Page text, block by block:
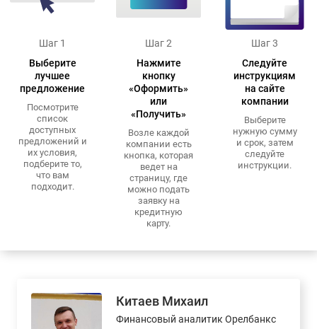
Шаг 1
Выберите
лучшее
предложение
Посмотрите
список
доступных
предложений и
их условия,
подберите то,
что вам
подходит.
Шаг 2
Нажмите
кнопку
«Оформить»
или
«Получить»
Возле каждой
компании есть
кнопка, которая
ведет на
страницу, где
можно подать
заявку на
кредитную
карту.
Шаг 3
Следуйте
инструкциям
на сайте
компании
Выберите
нужную сумму
и срок, затем
следуйте
инструкции.
Китаев Михаил
Финансовый аналитик Орелбанкс